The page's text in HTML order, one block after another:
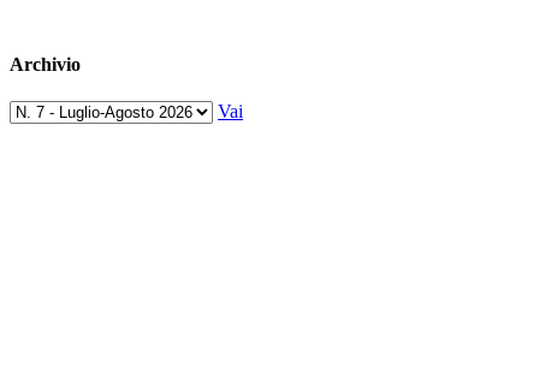
Archivio
Vai